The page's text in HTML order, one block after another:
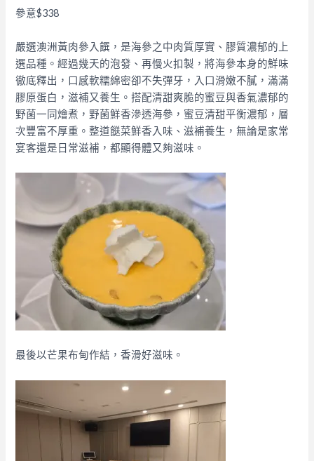
參意$338
嚴選澳洲黃肉參入饌，是海參之中肉質厚實、膠質濃郁的上
選品種。經過幾天的泡發、再慢火扣製，將海參本身的鮮味
徹底釋出，口感軟糯綿密卻不失彈牙，入口滑嫩不膩，滿滿
膠原蛋白，滋補又養生。搭配清甜爽脆的蜜豆與香氣濃郁的
野菌一同燴煮，野菌鮮香滲透海參，蜜豆清甜平衡濃郁，層
次豐富不厚重。整道餸菜鮮香入味、滋補養生，無論是家常
宴客還是日常滋補，都顯得體又夠滋味。
最後以芒果布甸作結，香滑好滋味。